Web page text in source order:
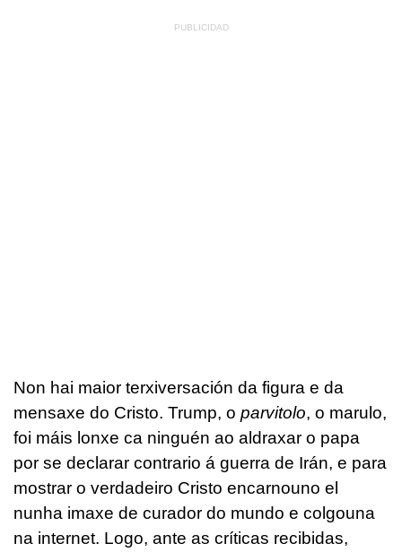
Non hai maior terxiversación da figura e da
mensaxe do Cristo. Trump, o parvitolo, o marulo,
foi máis lonxe ca ninguén ao aldraxar o papa
por se declarar contrario á guerra de Irán, e para
mostrar o verdadeiro Cristo encarnouno el
nunha imaxe de curador do mundo e colgouna
na internet. Logo, ante as críticas recibidas,